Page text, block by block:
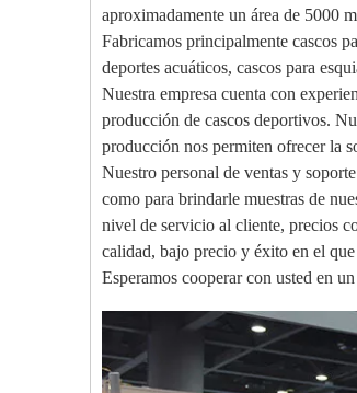
aproximadamente un área de 5000
Fabricamos principalmente cascos
deportes acuáticos, cascos para
Nuestra empresa cuenta con
producción de cascos deportivos.
producción nos permiten ofrecer la
Nuestro personal de ventas y
como para brindarle muestras de
nivel de servicio al cliente, precios
calidad, bajo precio y éxito en el
Esperamos cooperar con usted en